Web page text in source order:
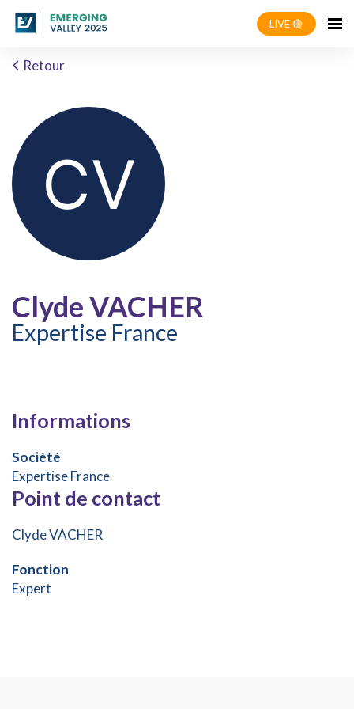
LIVE 🔴
Retour
Clyde VACHER
Expertise France
Informations
Société
Expertise France
Point de contact
Clyde VACHER
Fonction
Expert